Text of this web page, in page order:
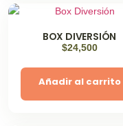
BOX DIVERSIÓN
$24,500
Añadir al carrito